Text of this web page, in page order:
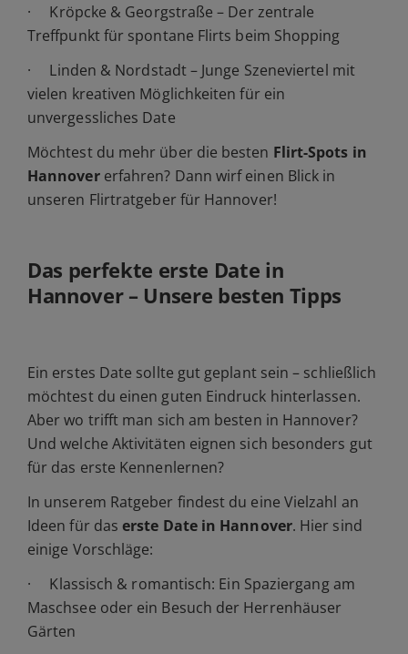
· Kröpcke & Georgstraße – Der zentrale
Treffpunkt für spontane Flirts beim Shopping
· Linden & Nordstadt – Junge Szeneviertel mit
vielen kreativen Möglichkeiten für ein
unvergessliches Date
Möchtest du mehr über die besten Flirt-Spots in
Hannovererfahren? Dann wirf einen Blick in
unseren Flirtratgeber für Hannover!
Das perfekte erste Date in
Hannover – Unsere besten Tipps
Ein erstes Date sollte gut geplant sein – schließlich
möchtest du einen guten Eindruck hinterlassen.
Aber wo trifft man sich am besten in Hannover?
Und welche Aktivitäten eignen sich besonders gut
für das erste Kennenlernen?
In unserem Ratgeber findest du eine Vielzahl an
Ideen für daserste Date in Hannover. Hier sind
einige Vorschläge:
· Klassisch & romantisch: Ein Spaziergang am
Maschsee oder ein Besuch der Herrenhäuser
Gärten